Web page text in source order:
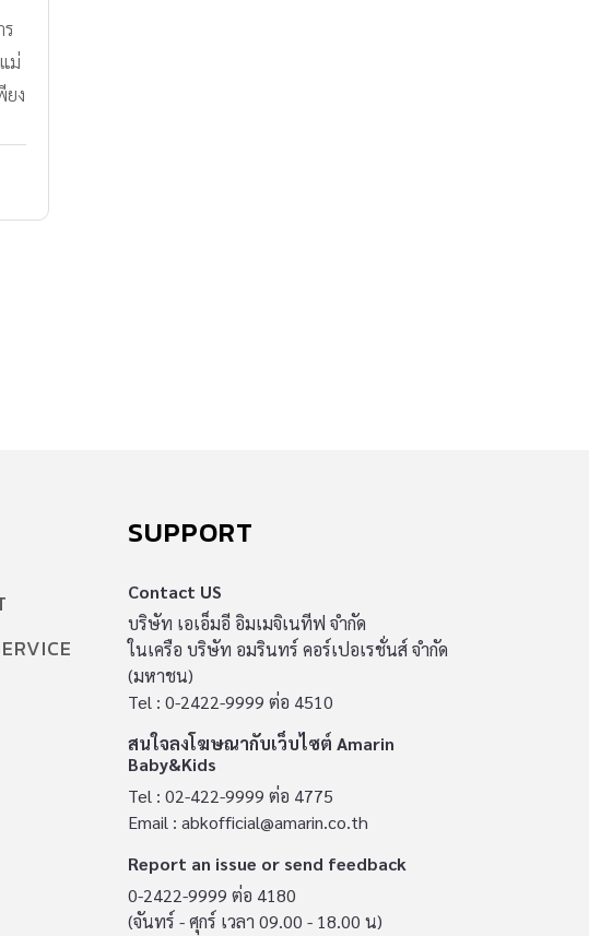
ม่
ยง
SUPPORT
Contact US
บริษัท เอเอ็มอี อิมเมจิเนทีฟ จำกัด
ในเครือ บริษัท อมรินทร์ คอร์เปอเรชั่นส์ จำกัด
(มหาชน)
Tel : 0-2422-9999 ต่อ 4510
สนใจลงโฆษณากับเว็บไซต์ Amarin
Baby&Kids
Tel : 02-422-9999 ต่อ 4775
Email : abkofficial@amarin.co.th
Report an issue or send feedback
0-2422-9999 ต่อ 4180
(จันทร์ - ศุกร์ เวลา 09.00 - 18.00 น)